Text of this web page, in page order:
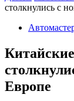
столкнулись с
Европе